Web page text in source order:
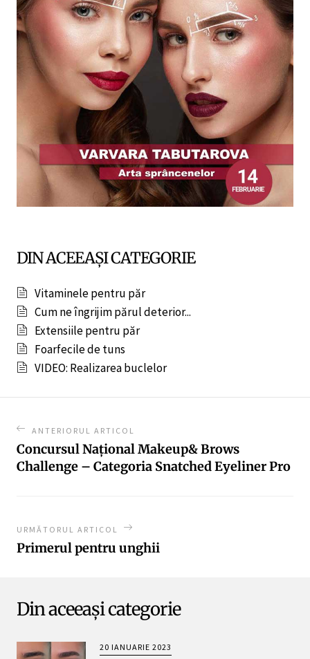
DIN ACEEAȘI CATEGORIE
Vitaminele pentru păr
Cum ne îngrijim părul deterior...
Extensiile pentru păr
Foarfecile de tuns
VIDEO: Realizarea buclelor
ANTERIORUL ARTICOL
Concursul Național Makeup& Brows
Challenge – Categoria Snatched Eyeliner Pro
URMĂTORUL ARTICOL
Primerul pentru unghii
Din aceeași categorie
20 IANUARIE 2023